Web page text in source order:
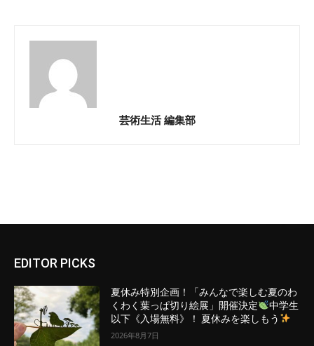
芸術生活 編集部
EDITOR PICKS
夏休み特別企画！「みんなで楽しむ夏のわ
くわく葉っぱ切り絵展」開催決定
中学生
以下《入場無料》！ 夏休みを楽しもう
2026年8月7日